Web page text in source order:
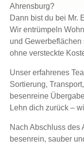
Ahrensburg?
Dann bist du bei Mr.
Wir entrümpeln
und
ohne versteckte
Unser erfahrenes
Sortierung,
besenreine
Lehn dich zurück –
Nach Abschluss des
besenrein, sauber